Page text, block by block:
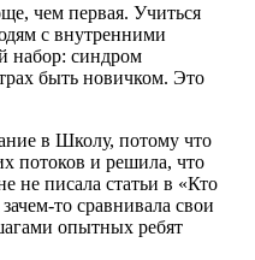
чем первая. Учиться
с внутренними
набор: синдром
быть новичком. Это
в Школу, потому что
потоков и решила, что
не писала статьи в «Кто
то сравнивала свои
опытных ребят